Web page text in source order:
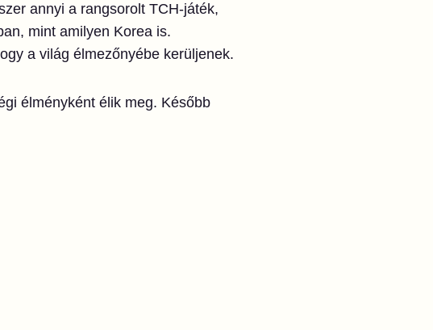
annyi a rangsorolt TCH-játék,
mint amilyen Korea is.
a világ élmezőnyébe kerüljenek.
élményként élik meg. Később